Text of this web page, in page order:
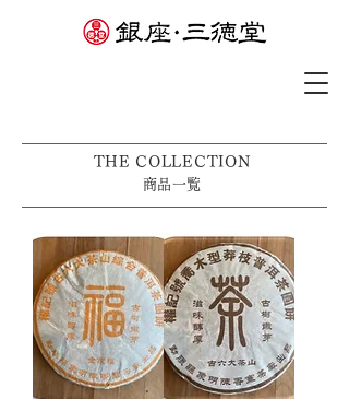
THE COLLECTION
​​商品一覧